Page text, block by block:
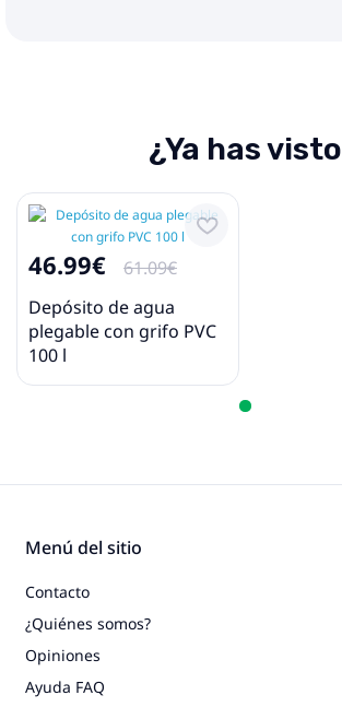
¿Ya has visto
46.99€
61.09€
Depósito de agua
plegable con grifo PVC
100 l
Menú del sitio
Contacto
¿Quiénes somos?
Opiniones
Ayuda FAQ